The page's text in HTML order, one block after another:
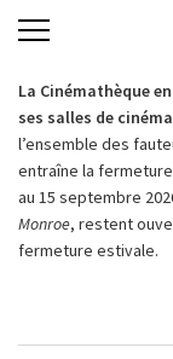
La Cinémathèque
ses salles de
l’ensemble des
entraîne la
au 15 septembre
Monroe, restent
fermeture estivale.